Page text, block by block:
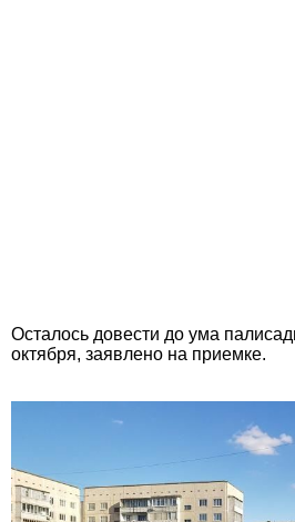
Осталось довести до ума
октября, заявлено на приемке.